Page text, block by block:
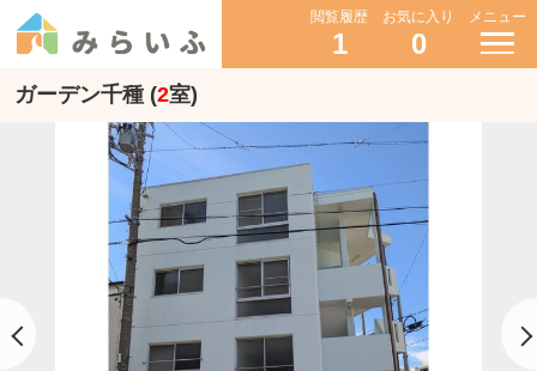
閲覧履歴
1
お気に入り
0
メニュー
ガーデン千種 (2室)